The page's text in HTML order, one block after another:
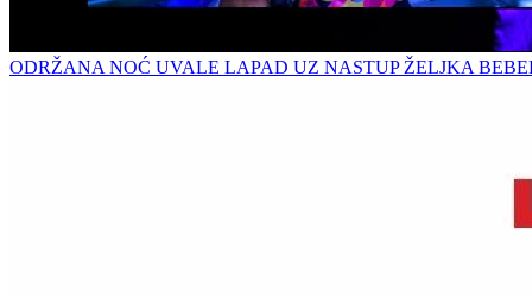
ODRŽANA NOĆ UVALE LAPAD UZ NASTUP ŽELJKA